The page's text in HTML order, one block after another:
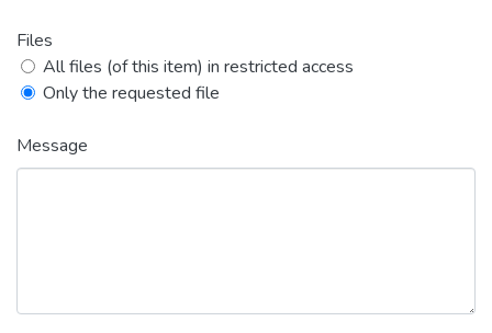
Files
All files (of this item) in restricted access
Only the requested file
Message